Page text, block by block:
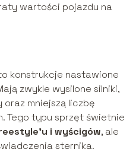
wartości pojazdu na
konstrukcje nastawione
zwykle wysilone silniki,
mniejszą liczbę
Tego typu sprzęt świetnie
i wyścigów, ale
sternika.